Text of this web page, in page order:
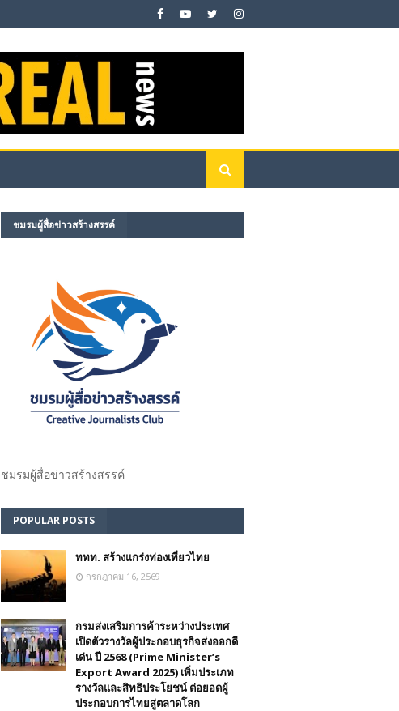
ชมรม​ผู้สื่อข่าวสร้างสรรค์​
ชมรม​ผู้สื่อข่าวสร้างสรรค์​
POPULAR POSTS
ททท. สร้างแกร่งท่องเที่ยวไทย
กรกฎาคม 16, 2569
กรมส่งเสริมการค้าระหว่างประเทศ
เปิดตัวรางวัลผู้ประกอบธุรกิจส่งออกดี
เด่น ปี 2568 (Prime Minister’s
Export Award 2025) เพิ่มประเภท
รางวัลและสิทธิประโยชน์ ต่อยอดผู้
ประกอบการไทยสู่ตลาดโลก